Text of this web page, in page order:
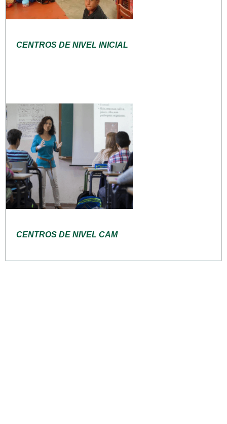
CENTROS DE NIVEL INICIAL
CENTROS DE NIVEL CAM